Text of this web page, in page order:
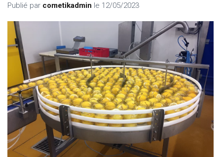
Publié par cometikadmin le 12/05/2023